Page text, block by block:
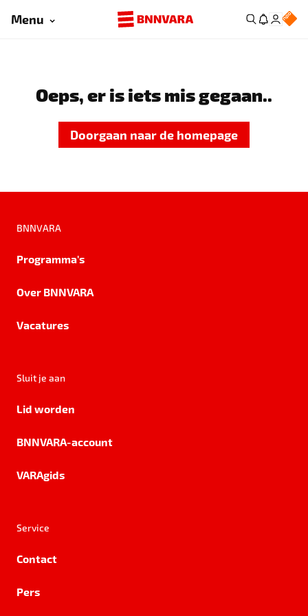
Menu
Oeps, er is iets mis gegaan..
Doorgaan naar de homepage
BNNVARA
Programma's
Over BNNVARA
Vacatures
Sluit je aan
Lid worden
BNNVARA-account
VARAgids
Service
Contact
Pers